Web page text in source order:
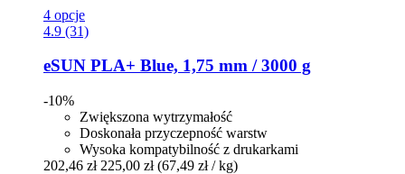
4 opcje
4.9 (31)
eSUN PLA+ Blue, 1,75 mm / 3000 g
-10%
Zwiększona wytrzymałość
Doskonała przyczepność warstw
Wysoka kompatybilność z drukarkami
202,46 zł 225,00 zł (67,49 zł / kg)